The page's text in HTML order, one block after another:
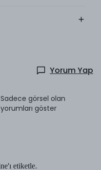
Yorum Yap
Sadece görsel olan
yorumları göster